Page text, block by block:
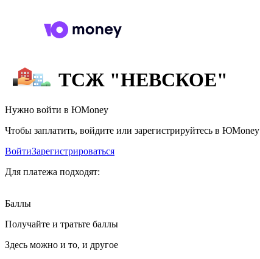
ТСЖ "НЕВСКОЕ"
Нужно войти в ЮMoney
Чтобы заплатить, войдите или зарегистрируйтесь в ЮMoney
ВойтиЗарегистрироваться
Для платежа подходят:
Баллы
Получайте и тратьте баллы
Здесь можно и то, и другое